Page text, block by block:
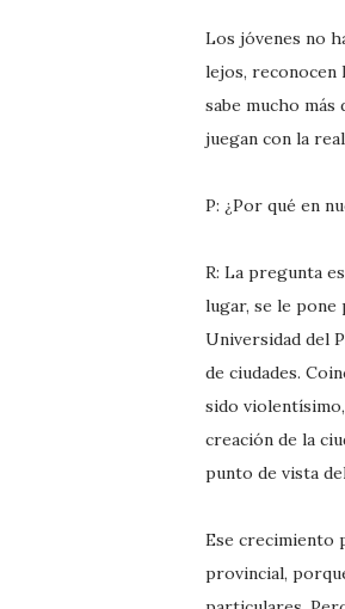
Los jóvenes no
lejos, reconocen
sabe mucho
juegan con la
P: ¿Por qué en
R: La pregunta
lugar, se le pone
Universidad del
de ciudades.
sido
creación de la
punto de vista
Ese crecimiento
provincial,